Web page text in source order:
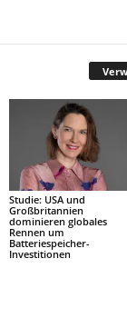
Studie: USA und
Großbritannien
dominieren globales
Rennen um
Batteriespeicher-
Investitionen